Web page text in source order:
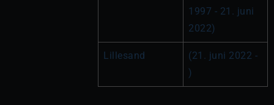
1997 - 21. juni
2022)
Lillesand
(21. juni 2022 -
)